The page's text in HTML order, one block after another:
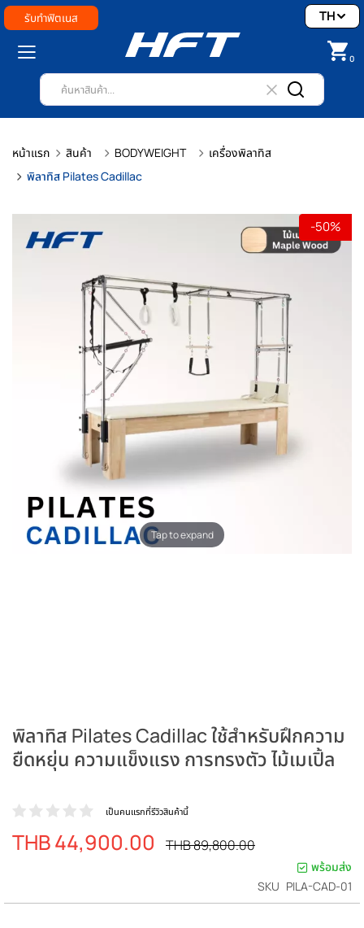
รับทำฟิตเนส
0
TH
หน้าแรก สินค้า BODYWEIGHT
เครื่องพิลาทิส
พิลาทิส Pilates Cadillac
Tap to expand
-50%
พิลาทิส Pilates Cadillac ใช้สำหรับฝึกความ
ยืดหยุ่น ความแข็งแรง การทรงตัว ไม้เมเปิ้ล
เป็นคนแรกที่รีวิวสินค้านี้
ราคา
THB 44,900.00
ราคา
THB 89,800.00
พร้อมส่ง
SKU PILA-CAD-01